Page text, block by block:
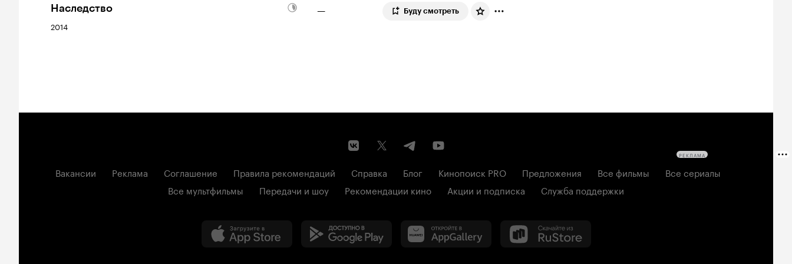
Наследство
2014
— Буду смотреть
Вакансии Реклама Соглашение Правила рекомендаций Справка Блог Кинопоиск PRO Предложения Все фильмы
Все сериалы
Все мультфильмы
Передачи и шоу Рекомендации кино Акции и подписка Служба поддержки
РЕКЛАМА